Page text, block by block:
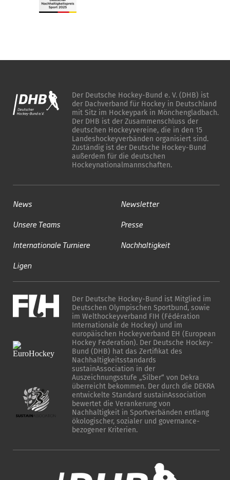
Der Deutsche Hockey-Bund e. V. (DHB) ist
der Dachverband für Hockey in Deutschland
mit Sitz im Hockeypark in Mönchengladbach.
Der DHB ist der Zusammenschluss der
deutschen Hockeyvereine, die in den 15
Landeshockeyverbänden organisiert sind.
Zuständig ist der Deutsche Hockey-Bund
außerdem für die deutschen
Hockeynationalmannschaften.
News
Unsere Teams
Internationale Turniere
Ligen
Newsletter
Presse
Nachhaltigkeit
Der Deutsche Hockey-Bund ist Mitglied im
Deutschen Olympischen Sportbund, sowie
im Welthockeyverband FIH (Fédération
Internationale de Hockey) und im
europäischen Hockeyverband EH (European
Hockey Federation). Der Deutsche Hockey-
Bund (DHB) hat das Zertifikat des
Nachhaltigkeitsstandards
sustainAssociation in der
Auszeichnungsstufe „Silber“ von Dekra
überreicht bekommen. Der durch die DEKRA
entwickelte Standard sustainAssociation
bewertet die Verankerung von
Nachhaltigkeit in Sportverbänden entlang
ökologischer, sozialer und governance-
bezogener Kriterien.